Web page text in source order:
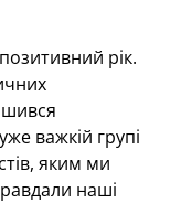
рік.
важкій групі
яким ми
наші